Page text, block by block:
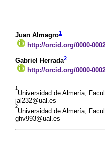
Juan Almagro1
http://orcid.org/0000-
Gabriel Herrada2
http://orcid.org/0000-
1
Universidad de Almería,
jal232@ual.es
2
Universidad de Almería,
ghv993@ual.es